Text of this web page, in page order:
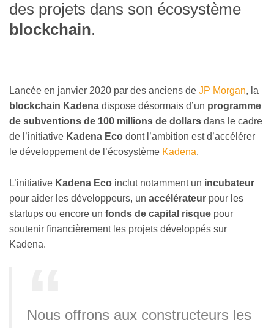
des projets dans son écosystème
blockchain.
Lancée en janvier 2020 par des anciens de JP Morgan, la
blockchain Kadena dispose désormais d’un programme
de subventions de 100 millions de dollars dans le cadre
de l’initiative Kadena Eco dont l’ambition est d’accélérer
le développement de l’écosystème Kadena.
L’initiative Kadena Eco inclut notamment un incubateur
pour aider les développeurs, un accélérateur pour les
startups ou encore un fonds de capital risque pour
soutenir financièrement les projets développés sur
Kadena.
Nous offrons aux constructeurs les